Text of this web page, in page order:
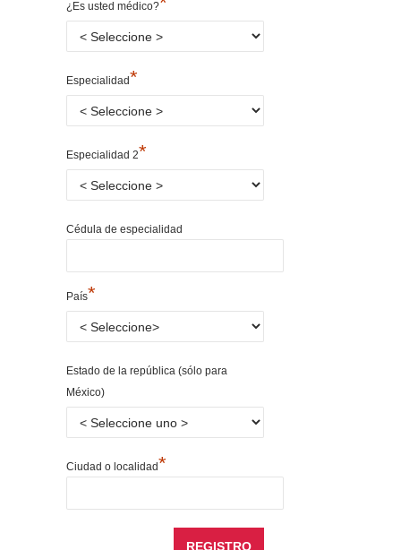
¿Es usted médico?
Especialidad*
Especialidad 2*
Cédula de especialidad
País*
Estado de la república (sólo para
México)
Ciudad o localidad*